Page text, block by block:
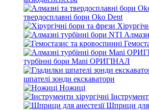
твердосплавні бори Oko Dent
турбінні бори Mani ОРИГІНАЛ
шпателі зонди екскаватори
Ножиці
Шприци для